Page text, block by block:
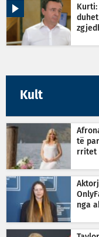
Kult
të
rritet
nga